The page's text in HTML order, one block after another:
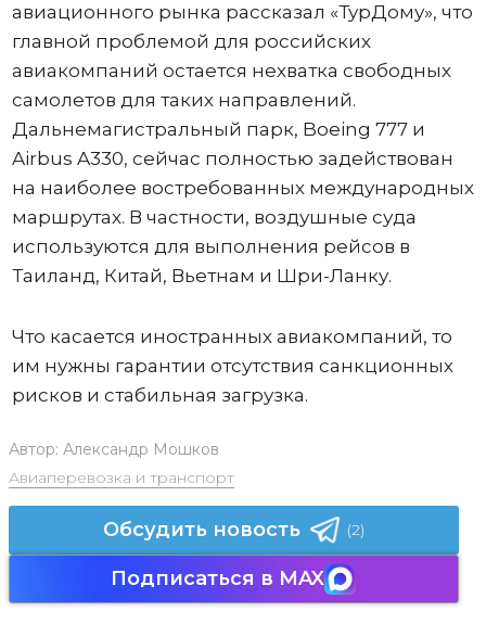
авиационного рынка рассказал «ТурДому», что
главной проблемой для российских
авиакомпаний остается нехватка свободных
самолетов для таких направлений.
Дальнемагистральный парк, Boeing 777 и
Airbus A330, сейчас полностью задействован
на наиболее востребованных международных
маршрутах. В частности, воздушные суда
используются для выполнения рейсов в
Таиланд, Китай, Вьетнам и Шри-Ланку.
Что касается иностранных авиакомпаний, то
им нужны гарантии отсутствия санкционных
рисков и стабильная загрузка.
Автор: Александр Мошков
Авиаперевозка и транспорт
Обсудить новость (2)
Подписаться в MAX